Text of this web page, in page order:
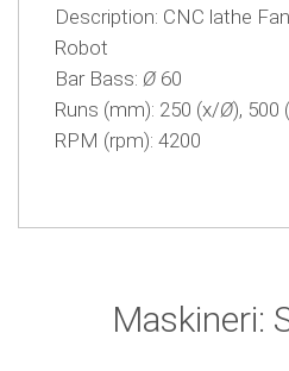
Description: CNC lathe
Robot
Bar Bass: Ø60
Runs (mm): 250 (x/Ø), 500
RPM (rpm): 4200
Maskineri: